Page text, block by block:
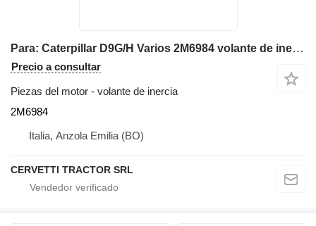
Para: Caterpillar D9G/H Varios 2M6984 volante de inercia para Caterpillar D9G/H , D9G/H, D8H bulldozer
Precio a consultar
Piezas del motor - volante de inercia
2M6984
Italia, Anzola Emilia (BO)
CERVETTI TRACTOR SRL